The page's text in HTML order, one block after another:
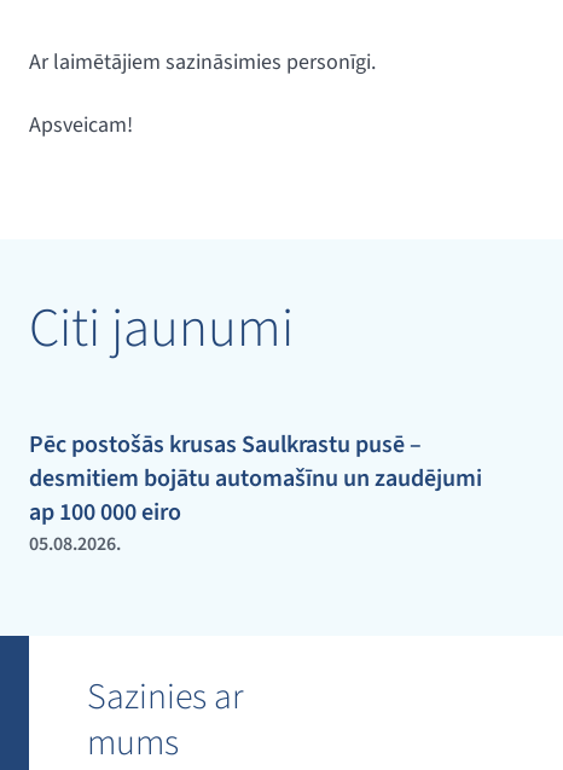
Ar laimētājiem sazināsimies personīgi.
Apsveicam!
Citi jaunumi
Pēc postošās krusas Saulkrastu pusē –
desmitiem bojātu automašīnu un zaudējumi
ap 100 000 eiro
05.08.2026.
Sazinies ar
mums